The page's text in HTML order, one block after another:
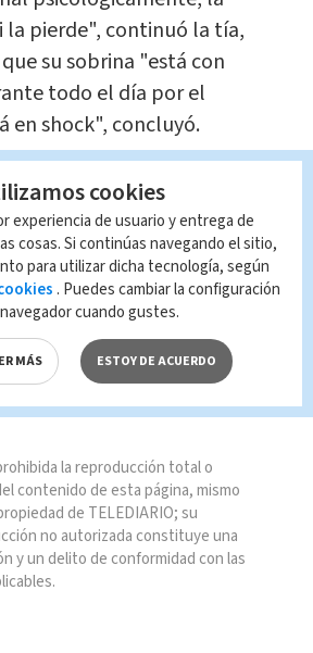
la pierde", continuó la tía,
su sobrina "está con
todo el día por el
en shock", concluyó.
la reproducción total o
contenido de esta página, mismo
de TELEDIARIO; su
no autorizada constituye una
y un delito de conformidad con las
cookies
experiencia de usuario y entrega de
cosas. Si continúas navegando el sitio,
para utilizar dicha tecnología, según
. Puedes cambiar la configuración
cuando gustes.
MÁS ESTOY DE ACUERDO